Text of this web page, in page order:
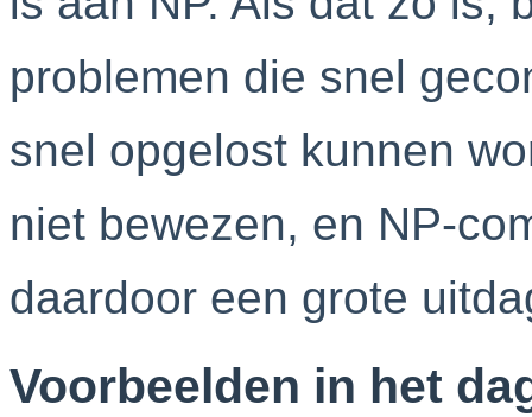
problemen die snel
snel opgelost kunnen
niet bewezen, en NP-
daardoor een grote
Voorbeelden in het